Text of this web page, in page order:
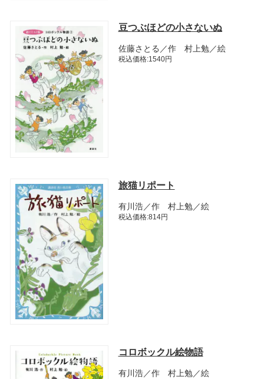
豆つぶほどの小さないぬ
佐藤さとる／作 村上勉／絵
税込価格:1540円
旅猫リポート
有川浩／作 村上勉／絵
税込価格:814円
コロボックル絵物語
有川浩／作 村上勉／絵